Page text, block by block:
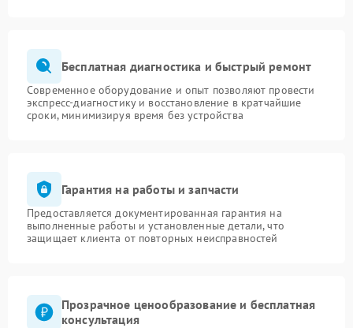
Бесплатная диагностика и быстрый ремонт
Современное оборудование и опыт позволяют провести
экспресс-диагностику и восстановление в кратчайшие
сроки, минимизируя время без устройства
Гарантия на работы и запчасти
Предоставляется документированная гарантия на
выполненные работы и установленные детали, что
защищает клиента от повторных неисправностей
Прозрачное ценообразование и бесплатная
консультация